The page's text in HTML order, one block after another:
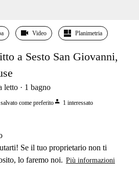
Video Planimetria
a Sesto San Giovanni,
letto 1 bagno
come preferitoperson 1 interessato
Se il tuo proprietario non ti
lo faremo noi. Più informazioni